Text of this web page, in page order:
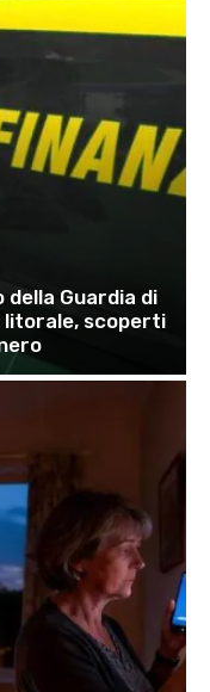
Guardia di
litorale, scoperti